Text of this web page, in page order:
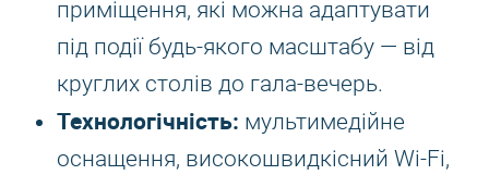
приміщення, які можна адаптувати
під події будь-якого масштабу — від
круглих столів до гала-вечерь.
Технологічність: мультимедійне
оснащення, високошвидкісний Wi-Fi,